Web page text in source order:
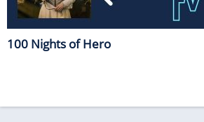
100 Nights of Hero